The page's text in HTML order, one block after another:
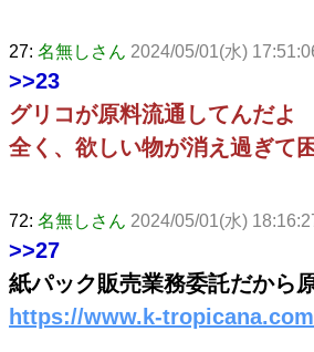
27: 名無しさん 2024/05/01(水)
>>23
グリコが原料流通してんだよ
全く、欲しい物が消え過ぎて
72: 名無しさん 2024/05/01(水)
>>27
紙パック販売業務委託だから
https://www.k-